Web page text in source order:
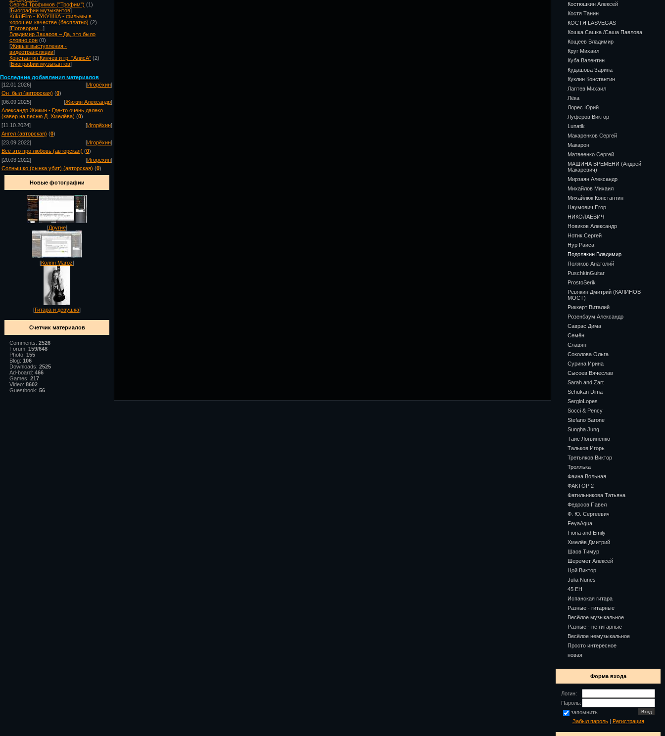
Сергей Трофимов ("Трофим") (1)
[Биографии музыкантов]
KukuFilm - КУКУШКА - фильмы в
хорошем качестве (бесплатно) (2)
[Поговорим... ]
Владимир Захаров – Да, это было
словно сон (0)
[Живые выступления -
видеотрансляции]
Константин Кинчев и гр. "АлисА" (2)
[Биографии музыкантов]
Последние добавления материалов
[12.01.2026]
[Игорёхин]
Он_был (авторская) (0)
[06.09.2025]
[Жижин Александр]
Александр Жижин - Где-то очень далеко
(кавер на песню Д. Хмелёва) (0)
[11.10.2024]
[Игорёхин]
Ангел (авторская) (0)
[23.09.2022]
[Игорёхин]
Всё это про любовь (авторская) (0)
[20.03.2022]
[Игорёхин]
Солнышко (сынка убит) (авторская) (0)
Новые фотографии
[Другие]
[Колян Maroz]
[Гитара и девушка]
Счетчик материалов
Comments: 2526
Forum: 159/648
Photo: 155
Blog: 106
Downloads: 2525
Ad-board: 466
Games: 217
Video: 8602
Guestbook: 56
Костюшкин Алексей
Костя Танин
КОСТЯ LASVEGAS
Кошка Сашка /Саша Павлова
Кощеев Владимир
Круг Михаил
Куба Валентин
Кудашова Зарина
Куклин Константин
Лаптев Михаил
Лёка
Лорес Юрий
Луферов Виктор
Lunatik
Макаренков Сергей
Макарон
Матвеенко Сергей
МАШИНА ВРЕМЕНИ (Андрей
Макаревич)
Мирзаян Александр
Михайлов Михаил
Михайлюк Константин
Наумович Егор
НИКОЛАЕВИЧ
Новиков Александр
Нотик Сергей
Нур Раиса
Подолякин Владимир
Поляков Анатолий
PuschkinGuitar
ProstoSerik
Ревякин Дмитрий (КАЛИНОВ
МОСТ)
Риккерт Виталий
Розенбаум Александр
Саврас Дима
Семён
Славян
Соколова Ольга
Сурина Ирина
Сысоев Вячеслав
Sarah and Zart
Schukan Dima
SergioLopes
Socci & Pency
Stefano Barone
Sungha Jung
Таис Логвиненко
Тальков Игорь
Третьяков Виктор
Троллька
Фаина Вольная
ФАКТОР 2
Фатильникова Татьяна
Федосов Павел
Ф. Ю. Сергеевич
FeyaAqua
Fiona and Emily
Хмелёв Дмитрий
Шаов Тимур
Шеремет Алексей
Цой Виктор
Julia Nunes
45 ЕН
Испанская гитара
Разные - гитарные
Весёлое музыкальное
Разные - не гитарные
Весёлое немузыкальное
Просто интересное
новая
Форма входа
Логин:
Пароль:
запомнить
Забыл пароль| Регистрация